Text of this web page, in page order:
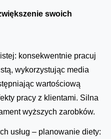
swoich
konsekwentnie pracuj
wykorzystując media
wartościową
pracy z klientami. Silna
wyższych zarobków.
usług – planowanie diety: